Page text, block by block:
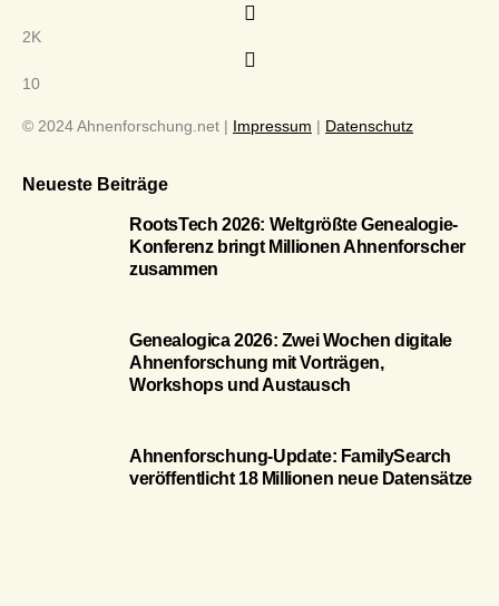
2K
10
© 2024 Ahnenforschung.net | Impressum | Datenschutz
Neueste Beiträge
RootsTech 2026: Weltgrößte Genealogie-
Konferenz bringt Millionen Ahnenforscher
zusammen
Genealogica 2026: Zwei Wochen digitale
Ahnenforschung mit Vorträgen,
Workshops und Austausch
Ahnenforschung-Update: FamilySearch
veröffentlicht 18 Millionen neue Datensätze